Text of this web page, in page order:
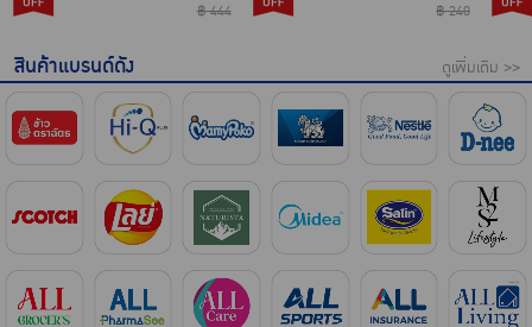
฿ 444
฿ 240
สินค้าแบรนด์ดัง ดูเพิ่มเติม >>